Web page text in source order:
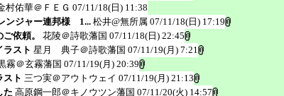
村佑華＠ＦＥＧ 07/11/18(日) 11:38
ンジャー連邦様 1... 松井@無所属 07/11/18(日) 17:19
依頼。
花陵＠詩歌藩国 07/11/18(日) 22:45
ラスト 星月 典子＠詩歌藩国 07/11/19(月) 7:21
霧＠玄霧藩国 07/11/19(月) 20:39
スト 三つ実＠アウトウェイ 07/11/19(月) 21:13
た 高原鋼一郎＠キノウツン藩国 07/11/20(火) 14:57